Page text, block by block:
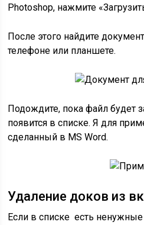
Photoshop, нажмите
После этого найдите
телефоне или планшете.
Подождите, пока файл будет
появится в списке. Я для
сделанный в MS Word.
Удаление доков из
Если в списке есть